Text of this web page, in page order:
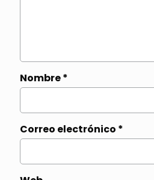
Nombre*
Correo electrónico *